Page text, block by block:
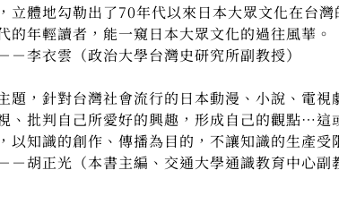
體地勾勒出了70年代以來日本大眾文化在台
的年輕讀者，能一窺日本大眾文化的過往風華。
台灣史研究所副教授）
題，針對台灣社會流行的日本動漫、小說、電
、批判自己所愛好的興趣，形成自己的觀點…這
以知識的創作、傳播為目的，不讓知識的生產受
交通大學通識教育中心副教